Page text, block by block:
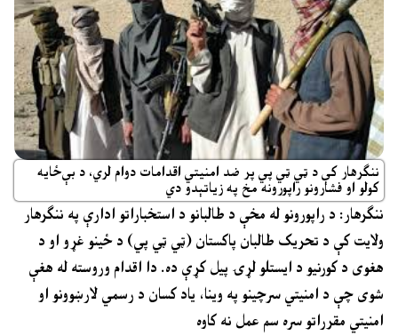
ننګرهار کې د ټي ټي پي پر ضد امنیتي اقدامات دوام لري، د بې‌ځایه
کولو او فشارونو راپورونه مخ په زیاتېدو دي
ننګرهار: د راپورونو له مخې د طالبانو د استخباراتو ادارې په ننګرهار
ولایت کې د تحریک طالبان پاکستان (ټي ټي پي) د ځینو غړو او د
هغوی د کورنیو د ایستلو لړۍ پیل کړې ده. دا اقدام وروسته له هغې
شوی چې د امنیتي سرچینو په وینا، یاد کسان د رسمي لارښوونو او
امنیتي مقرراتو سره سم عمل نه کاوه